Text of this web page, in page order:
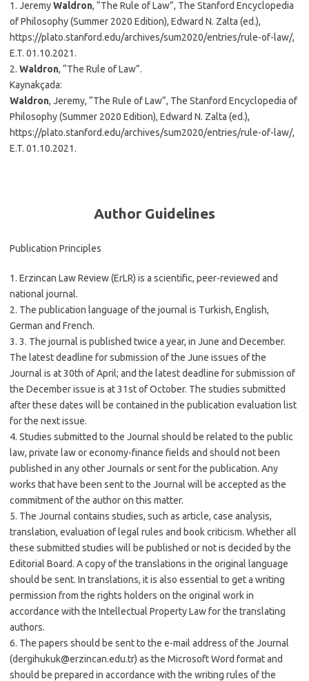
1. JeremyWaldron, “The Rule of Law”, The Stanford Encyclopedia
of Philosophy (Summer 2020 Edition), Edward N. Zalta (ed.),
https://plato.stanford.edu/archives/sum2020/entries/rule-of-law/,
E.T. 01.10.2021.
2. Waldron, “The Rule of Law”.
Kaynakçada:
Waldron, Jeremy, “The Rule of Law”, The Stanford Encyclopedia of
Philosophy (Summer 2020 Edition), Edward N. Zalta (ed.),
https://plato.stanford.edu/archives/sum2020/entries/rule-of-law/,
E.T. 01.10.2021.
Author Guidelines
Publication Principles
1. Erzincan Law Review (ErLR) is a scientific, peer-reviewed and
national journal.
2. The publication language of the journal is Turkish, English,
German and French.
3. 3. The journal is published twice a year, in June and December.
The latest deadline for submission of the June issues of the
Journal is at 30th of April; and the latest deadline for submission of
the December issue is at 31st of October. The studies submitted
after these dates will be contained in the publication evaluation list
for the next issue.
4. Studies submitted to the Journal should be related to the public
law, private law or economy-finance fields and should not been
published in any other Journals or sent for the publication. Any
works that have been sent to the Journal will be accepted as the
commitment of the author on this matter.
5. The Journal contains studies, such as article, case analysis,
translation, evaluation of legal rules and book criticism. Whether all
these submitted studies will be published or not is decided by the
Editorial Board. A copy of the translations in the original language
should be sent. In translations, it is also essential to get a writing
permission from the rights holders on the original work in
accordance with the Intellectual Property Law for the translating
authors.
6. The papers should be sent to the e-mail address of the Journal
(dergihukuk@erzincan.edu.tr) as the Microsoft Word format and
should be prepared in accordance with the writing rules of the